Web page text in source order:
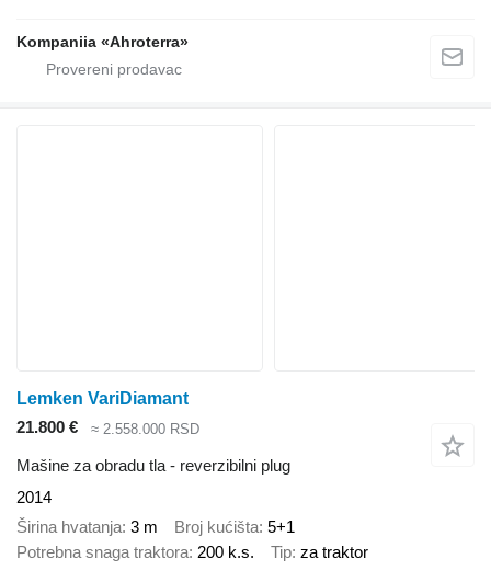
Kompaniia «Ahroterra»
Lemken VariDiamant
21.800 €
≈ 2.558.000 RSD
Mašine za obradu tla - reverzibilni plug
2014
Širina hvatanja 3 m Broj kućišta 5+1
Potrebna snaga traktora 200 k.s. Tip za traktor